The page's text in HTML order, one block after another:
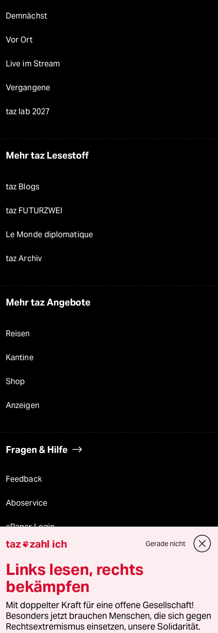
Demnächst
Vor Ort
Live im Stream
Vergangene
taz lab 2027
Mehr taz Lesestoff
taz Blogs
taz FUTURZWEI
Le Monde diplomatique
taz Archiv
Mehr taz Angebote
Reisen
Kantine
Shop
Anzeigen
Fragen & Hilfe
Feedback
Aboservice
ePaper Login
Downloads für Abonnierende
© 2026 taz Verlags und Vertriebs GmbH
Alle Rechte vorbehalten. Bei rechtlichen Fragen oder für Genehmigungen
wenden Sie sich bitte an
lizenzen@taz.de
taz zahl ich Gerade nicht
Links lesen, rechts
bekämpfen
Mit doppelter Kraft für eine offene Gesellschaft!
Besonders jetzt brauchen Menschen, die sich gegen
Rechtsextremismus einsetzen, unsere Solidarität.